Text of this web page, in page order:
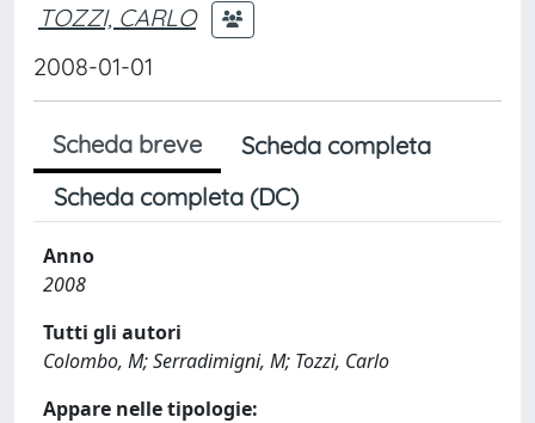
TOZZI, CARLO
2008-01-01
Scheda breve
Scheda completa
Scheda completa (DC)
Anno
2008
Tutti gli autori
Colombo, M; Serradimigni, M; Tozzi, Carlo
Appare nelle tipologie: